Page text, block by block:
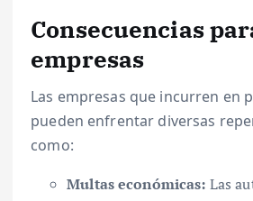
Consecuencias
empresas
Las empresas que incurren en
pueden enfrentar diversas
como:
Multas económicas: Las